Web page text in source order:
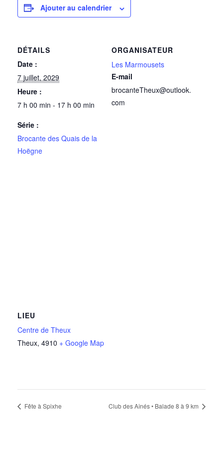
Ajouter au calendrier
DÉTAILS
Date :
7 juillet, 2029
Heure :
7 h 00 min - 17 h 00 min
Série :
Brocante des Quais de la
Hoëgne
ORGANISATEUR
Les Marmousets
E-mail
brocanteTheux@outlook.
com
LIEU
Centre de Theux
Theux, 4910 + Google Map
Fête à Spixhe Club des Aînés • Balade 8 à 9 km